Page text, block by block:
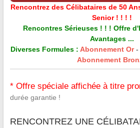
Rencontrez des Célibataires de 50
Senior ! ! ! !
Rencontres Sérieuses ! ! ! Offre
Avantages ...
Diverses Formules : Abonnement Or-
Abonnement
* Offre spéciale affichée à titre
durée garantie !
RENCONTREZ UNE